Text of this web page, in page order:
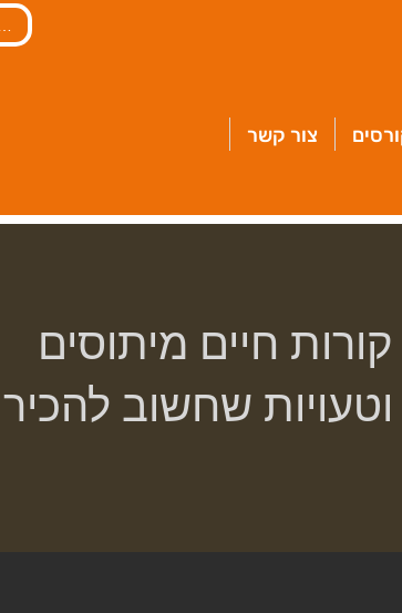
צור קשר
קורות חיים מיתוסים
וטעויות שחשוב להכיר